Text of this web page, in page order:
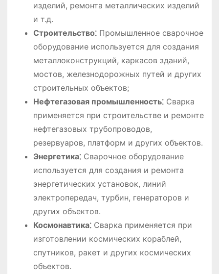
изделий, ремонта металлических изделий
и т.д.
Строительство⁚Промышленное сварочное
оборудование используется для создания
металлоконструкций, каркасов зданий,
мостов, железнодорожных путей и других
строительных объектов;
Нефтегазовая промышленность⁚Сварка
применяется при строительстве и ремонте
нефтегазовых трубопроводов,
резервуаров, платформ и других объектов.
Энергетика⁚Сварочное оборудование
используется для создания и ремонта
энергетических установок, линий
электропередач, турбин, генераторов и
других объектов.
Космонавтика⁚Сварка применяется при
изготовлении космических кораблей,
спутников, ракет и других космических
объектов.